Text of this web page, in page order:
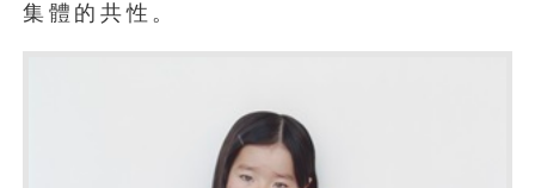
集體的共性。